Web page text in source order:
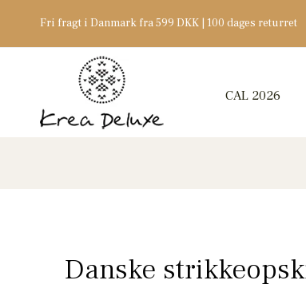
Fri fragt i Danmark fra 599 DKK | 100 dages returret
CAL 2026
Danske